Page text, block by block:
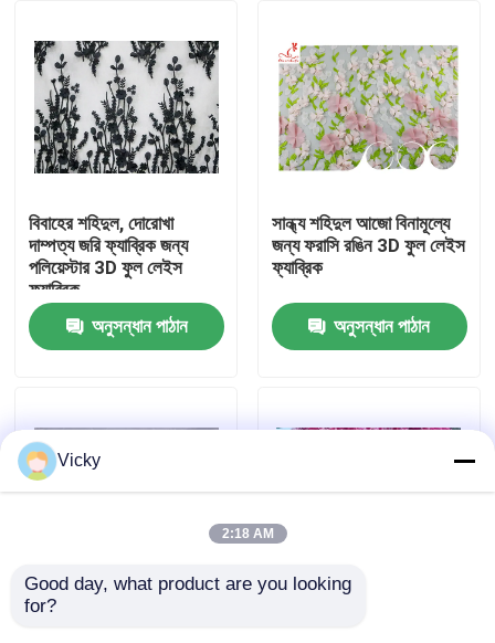
পণ্য
আমাদের সম্পর্কে
কারখানা ভ্রমণ
মান নিয়ন্ত্রণ
যোগাযোগ করুন
Exhibition Information
বিবাহের শহিদুল, দোরোখা
দাম্পত্য জরি ফ্যাব্রিক জন্য
পলিয়েস্টার 3D ফুল লেইস
ফ্যাব্রিক
অনুসন্ধান পাঠান
সান্ধ্য শহিদুল আজো বিনামূল্যে
জন্য ফরাসি রঙিন 3D ফুল লেইস
ফ্যাব্রিক
অনুসন্ধান পাঠান
ফ্যাশন 3 ডি ফুল লেইস
Vicky
2:18 AM
Good day, what product are you looking
for?